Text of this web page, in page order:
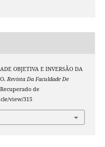
OBJETIVA E INVERSÃO DA
Revista Da Faculdade De
de
view/315